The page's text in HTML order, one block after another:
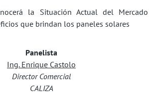
la Situación Actual del Mercado
que brindan los paneles solares
Panelista
Ing. Enrique Castolo
Director Comercial
CALIZA